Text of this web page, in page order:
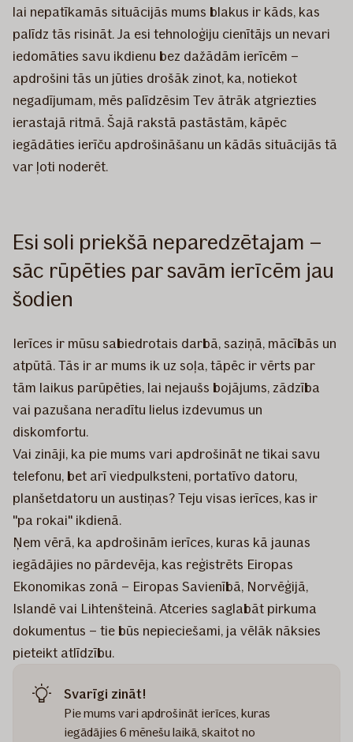
lai nepatīkamās situācijās mums blakus ir kāds, kas
palīdz tās risināt. Ja esi tehnoloģiju cienītājs un nevari
iedomāties savu ikdienu bez dažādām ierīcēm –
apdrošini tās un jūties drošāk zinot, ka, notiekot
negadījumam, mēs palīdzēsim Tev ātrāk atgriezties
ierastajā ritmā. Šajā rakstā pastāstām, kāpēc
iegādāties ierīču apdrošināšanu un kādās situācijās tā
var ļoti noderēt.
Esi soli priekšā neparedzētajam –
sāc rūpēties par savām ierīcēm jau
šodien
Ierīces ir mūsu sabiedrotais darbā, saziņā, mācībās un
atpūtā. Tās ir ar mums ik uz soļa, tāpēc ir vērts par
tām laikus parūpēties, lai nejaušs bojājums, zādzība
vai pazušana neradītu lielus izdevumus un
diskomfortu.
Vai zināji, ka pie mums vari apdrošināt ne tikai savu
telefonu, bet arī viedpulksteni, portatīvo datoru,
planšetdatoru un austiņas? Teju visas ierīces, kas ir
"pa rokai" ikdienā.
Ņem vērā, ka apdrošinām ierīces, kuras kā jaunas
iegādājies no pārdevēja, kas reģistrēts Eiropas
Ekonomikas zonā – Eiropas Savienībā, Norvēģijā,
Islandē vai Lihtenšteinā. Atceries saglabāt pirkuma
dokumentus – tie būs nepieciešami, ja vēlāk nāksies
pieteikt atlīdzību.
Svarīgi zināt!
Pie mums vari apdrošināt ierīces, kuras
iegādājies 6 mēnešu laikā, skaitot no